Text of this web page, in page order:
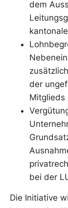
dem
der
Mitglieds
bei der
Die Initiative